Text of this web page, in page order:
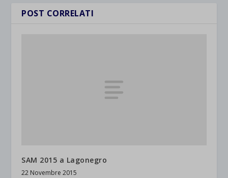
POST CORRELATI
SAM 2015 a Lagonegro
22 Novembre 2015